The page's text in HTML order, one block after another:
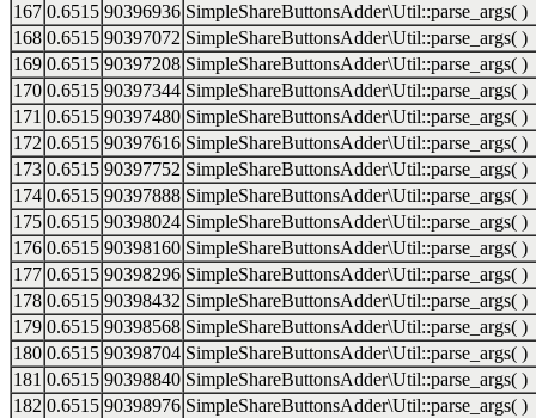
167 0.6515 90396936 SimpleShareButtonsAdder\Util::parse_args( )
168 0.6515 90397072 SimpleShareButtonsAdder\Util::parse_args( )
169 0.6515 90397208 SimpleShareButtonsAdder\Util::parse_args( )
170 0.6515 90397344 SimpleShareButtonsAdder\Util::parse_args( )
171 0.6515 90397480 SimpleShareButtonsAdder\Util::parse_args( )
172 0.6515 90397616 SimpleShareButtonsAdder\Util::parse_args( )
173 0.6515 90397752 SimpleShareButtonsAdder\Util::parse_args( )
174 0.6515 90397888 SimpleShareButtonsAdder\Util::parse_args( )
175 0.6515 90398024 SimpleShareButtonsAdder\Util::parse_args( )
176 0.6515 90398160 SimpleShareButtonsAdder\Util::parse_args( )
177 0.6515 90398296 SimpleShareButtonsAdder\Util::parse_args( )
178 0.6515 90398432 SimpleShareButtonsAdder\Util::parse_args( )
179 0.6515 90398568 SimpleShareButtonsAdder\Util::parse_args( )
180 0.6515 90398704 SimpleShareButtonsAdder\Util::parse_args( )
181 0.6515 90398840 SimpleShareButtonsAdder\Util::parse_args( )
182 0.6515 90398976 SimpleShareButtonsAdder\Util::parse_args( )